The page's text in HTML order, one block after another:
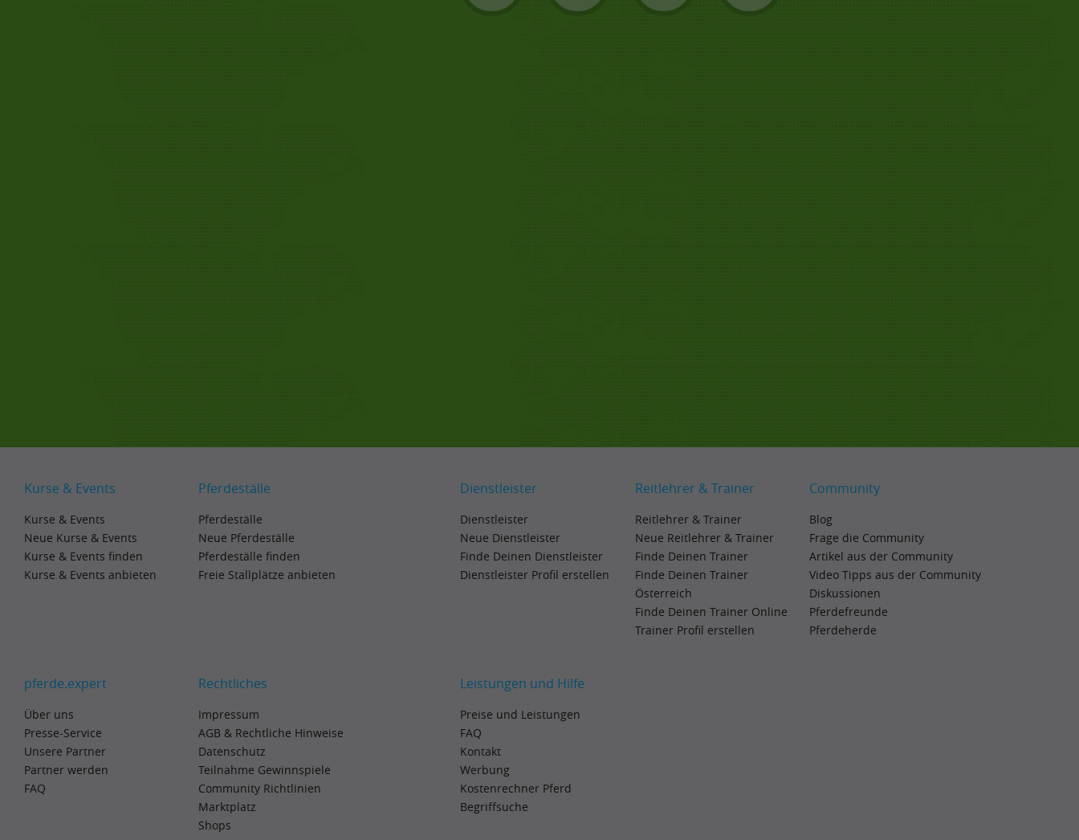
Kurse & Events
Kurse & Events
Neue Kurse & Events
Kurse & Events finden
Kurse & Events anbieten
Pferdeställe
Pferdeställe
Neue Pferdeställe
Pferdeställe finden
Freie Stallplätze anbieten
Dienstleister
Dienstleister
Neue Dienstleister
Finde Deinen Dienstleister
Dienstleister Profil erstellen
Reitlehrer & Trainer
Reitlehrer & Trainer
Neue Reitlehrer & Trainer
Finde Deinen Trainer
Finde Deinen Trainer
Österreich
Finde Deinen Trainer Online
Trainer Profil erstellen
Community
Blog
Frage die Community
Artikel aus der Community
Video Tipps aus der Community
Diskussionen
Pferdefreunde
Pferdeherde
pferde.expert
Über uns
Presse-Service
Unsere Partner
Partner werden
FAQ
Rechtliches
Impressum
AGB & Rechtliche Hinweise
Datenschutz
Teilnahme Gewinnspiele
Community Richtlinien
Marktplatz
Shops
Leistungen und Hilfe
Preise und Leistungen
FAQ
Kontakt
Werbung
Kostenrechner Pferd
Begriffsuche